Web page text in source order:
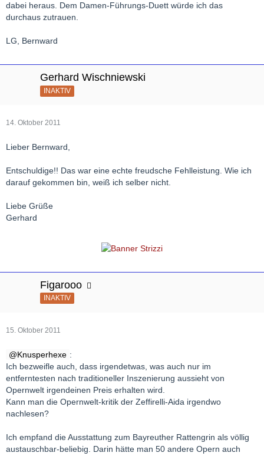
dabei heraus. Dem Damen-Führungs-Duett würde ich das
durchaus zutrauen.
LG, Bernward
Gerhard Wischniewski
INAKTIV
14. Oktober 2011
Lieber Bernward,
Entschuldige!! Das war eine echte freudsche Fehlleistung. Wie ich
darauf gekommen bin, weiß ich selber nicht.
Liebe Grüße
Gerhard
Figarooo
INAKTIV
15. Oktober 2011
Knusperhexe :
Ich bezweifle auch, dass irgendetwas, was auch nur im
entferntesten nach traditioneller Inszenierung aussieht von
Opernwelt irgendeinen Preis erhalten wird.
Kann man die Opernwelt-kritik der Zeffirelli-Aida irgendwo
nachlesen?
Ich empfand die Ausstattung zum Bayreuther Rattengrin als völlig
austauschbar-beliebig. Darin hätte man 50 andere Opern auch